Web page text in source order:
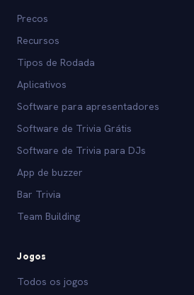
Precos
Recursos
Tipos de Rodada
Aplicativos
Software para apresentadores
Software de Trivia Grátis
Software de Trivia para DJs
App de buzzer
Bar Trivia
Team Building
Jogos
Todos os jogos